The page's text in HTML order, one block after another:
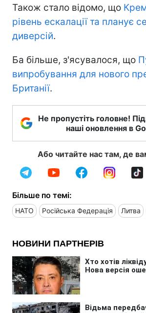
Також стало відомо, що
рівень ескалації та планує
диверсій.
Ба більше, з'ясувалося, що
випробування для нового
Британії.
Не пропустіть головне!
наші оновлення в
Або читайте нас там, де
Більше по темі:
НАТО Російська Федерація Литва